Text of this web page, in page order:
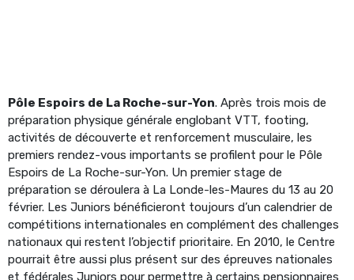
Pôle Espoirs de La Roche-sur-Yon. Après trois mois de
préparation physique générale englobant VTT, footing,
activités de découverte et renforcement musculaire, les
premiers rendez-vous importants se profilent pour le Pôle
Espoirs de La Roche-sur-Yon. Un premier stage de
préparation se déroulera à La Londe-les-Maures du 13 au 20
février. Les Juniors bénéficieront toujours d’un calendrier de
compétitions internationales en complément des challenges
nationaux qui restent l’objectif prioritaire. En 2010, le Centre
pourrait être aussi plus présent sur des épreuves nationales
et fédérales Juniors pour permettre à certains pensionnaires